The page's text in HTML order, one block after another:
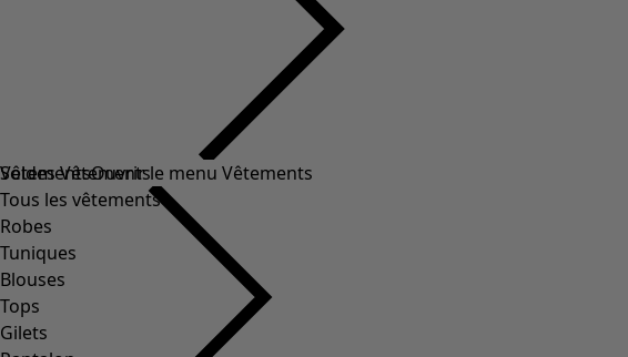
Soldes Vêtements
Tous les vêtements
Robes
Tuniques
Blouses
Tops
Gilets
VêtementsOuvrir le menu Vêtements